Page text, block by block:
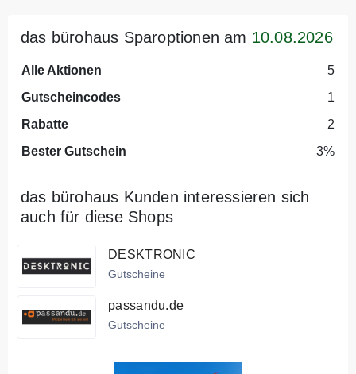
das bürohaus Sparoptionen am 10.08.2026
Alle Aktionen
5
Gutscheincodes
1
Rabatte
2
Bester Gutschein
3%
das bürohaus Kunden interessieren sich
auch für diese Shops
DESKTRONIC
Gutscheine
passandu.de
Gutscheine